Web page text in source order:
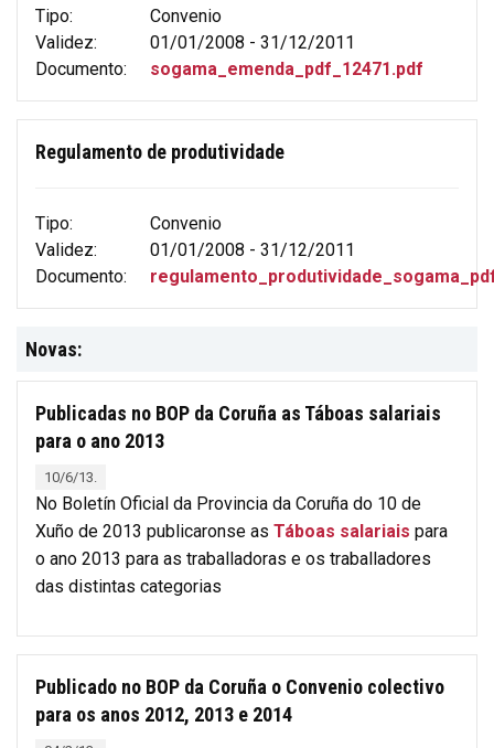
Tipo:
Convenio
Validez:
01/01/2008 - 31/12/2011
Documento:
sogama_emenda_pdf_12471.pdf
Regulamento de produtividade
Tipo:
Convenio
Validez:
01/01/2008 - 31/12/2011
Documento:
Novas:
Publicadas no BOP da Coruña as Táboas salariais
para o ano 2013
10/6/13.
No Boletín Oficial da Provincia da Coruña do 10 de
Xuño de 2013 publicaronse as Táboas salariais para
o ano 2013 para as traballadoras e os traballadores
das distintas categorias
Publicado no BOP da Coruña o Convenio colectivo
para os anos 2012, 2013 e 2014